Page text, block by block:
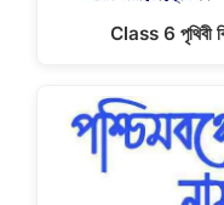
Class 6 পৃথিবী